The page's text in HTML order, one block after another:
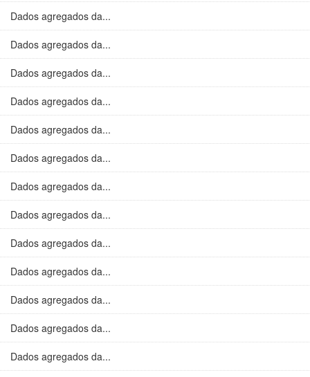
Dados agregados da...
Dados agregados da...
Dados agregados da...
Dados agregados da...
Dados agregados da...
Dados agregados da...
Dados agregados da...
Dados agregados da...
Dados agregados da...
Dados agregados da...
Dados agregados da...
Dados agregados da...
Dados agregados da...